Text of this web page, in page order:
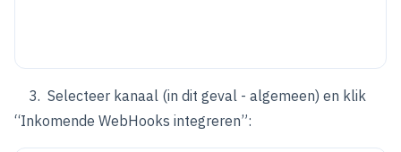
3. Selecteer kanaal (in dit geval - algemeen) en klik
“Inkomende WebHooks integreren”: